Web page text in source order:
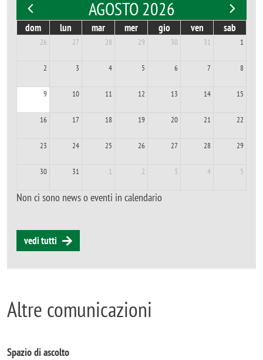
AGOSTO 2026
dom lun mar mer gio ven sab
26 27 28 29 30 31 1
2 3 4 5 6 7 8
9 10 11 12 13 14 15
16 17 18 19 20 21 22
23 24 25 26 27 28 29
30 31 1 2 3 4 5
Non ci sono news o eventi in calendario
vedi tutti
Altre comunicazioni
Spazio di ascolto